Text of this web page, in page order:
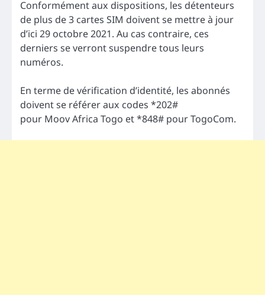
Conformément aux dispositions, les détenteurs
de plus de 3 cartes SIM doivent se mettre à jour
d’ici 29 octobre 2021. Au cas contraire, ces
derniers se verront suspendre tous leurs
numéros.
En terme de vérification d’identité, les abonnés
doivent se référer aux codes *202#
pour Moov Africa Togo et *848# pour TogoCom.